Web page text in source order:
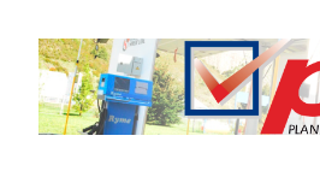
contenido